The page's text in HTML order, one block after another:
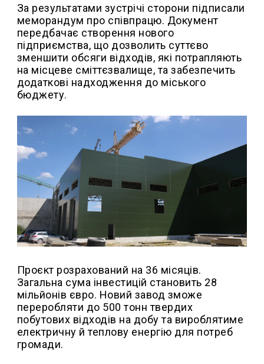
За результатами зустрічі сторони підписали
меморандум про співпрацю. Документ
передбачає створення нового
підприємства, що дозволить суттєво
зменшити обсяги відходів, які потрапляють
на місцеве сміттєзвалище, та забезпечить
додаткові надходження до міського
бюджету.
Проєкт розрахований на 36 місяців.
Загальна сума інвестицій становить 28
мільйонів євро. Новий завод зможе
переробляти до 500 тонн твердих
побутових відходів на добу та вироблятиме
електричну й теплову енергію для потреб
громади.